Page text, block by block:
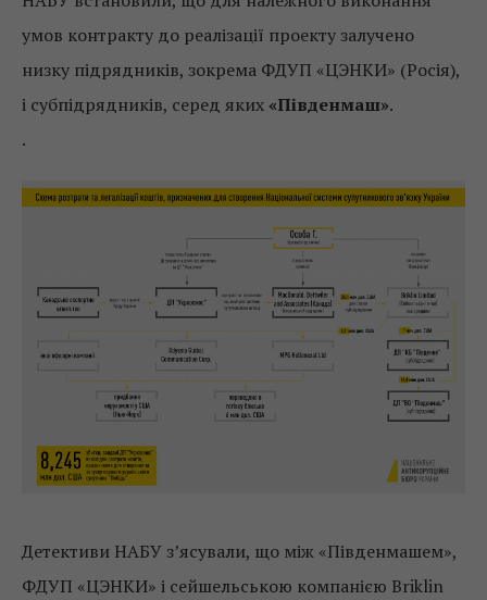
умов контракту до реалізації проекту залучено
низку підрядників, зокрема ФДУП «ЦЭНКИ» (Росія),
і субпідрядників, серед яких «Південмаш».
.
Детективи НАБУ з’ясували, що між «Південмашем»,
ФДУП «ЦЭНКИ» і сейшельською компанією Briklin